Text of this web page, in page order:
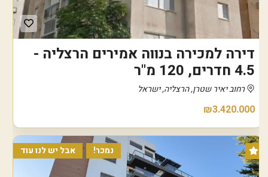
דירה למכירה בנווה אמירים הרצליה -
4.5 חדרים, 120 מ"ר
רחוב יאיר שטרן, הרצליה, ישראל
₪3.420.000
אבל יש לנו עוד נמכר!